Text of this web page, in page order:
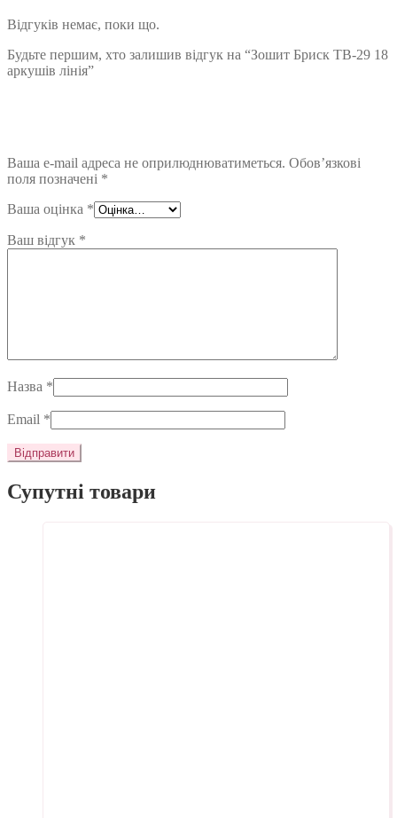
Відгуків немає, поки що.
Будьте першим, хто залишив відгук на “Зошит Бриск ТВ-29 18
аркушів лінія”
Ваша e-mail адреса не оприлюднюватиметься. Обов’язкові
поля позначені *
Ваша оцінка *
Ваш відгук *
Назва *
Email *
Супутні товари